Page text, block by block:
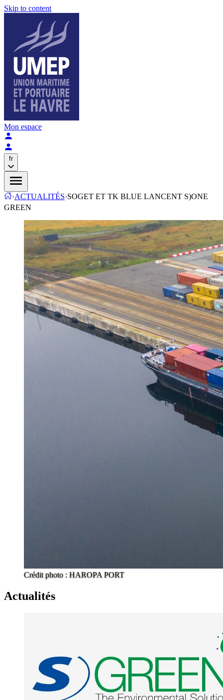
Skip to content
Mon espace
fr
›ACTUALITÉS›SOGET ET TK BLUE LANCENT S)ONE
GREEN
Crédit photo : HAROPA PORT
Actualités